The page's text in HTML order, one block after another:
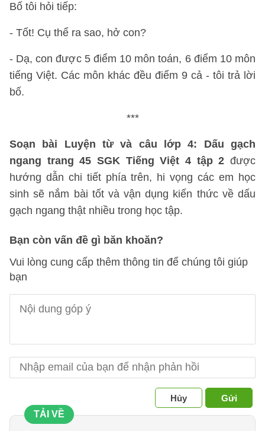
Bố tôi hỏi tiếp:
- Tốt! Cụ thể ra sao, hở con?
- Dạ, con được 5 điểm 10 môn toán, 6 điểm 10 môn
tiếng Việt. Các môn khác đều điểm 9 cả - tôi trả lời
bố.
***
Soạn bài Luyện từ và câu lớp 4: Dấu gạch
ngang trang 45 SGK Tiếng Việt 4 tập 2 được
hướng dẫn chi tiết phía trên, hi vọng các em học
sinh sẽ nắm bài tốt và vận dụng kiến thức về dấu
gạch ngang thật nhiều trong học tập.
Bạn còn vấn đề gì băn khoăn?
Vui lòng cung cấp thêm thông tin để chúng tôi giúp
bạn
Hủy
Gửi
TẢI VỀ